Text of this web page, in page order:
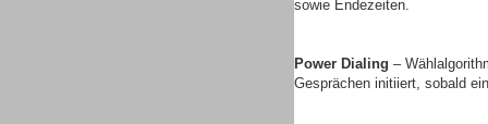
sowie Endezeiten.
Power Dialing –
Gesprächen initiiert, sobald